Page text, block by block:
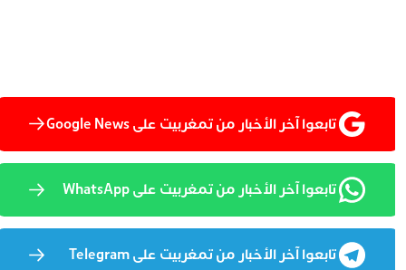
تابعوا آخر الأخبار من تمغربيت على Google News
تابعوا آخر الأخبار من تمغربيت على WhatsApp
تابعوا آخر الأخبار من تمغربيت على Telegram